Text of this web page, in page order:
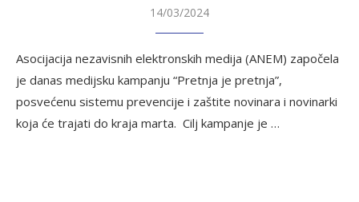
14/03/2024
Asocijacija nezavisnih elektronskih medija (ANEM) započela
je danas medijsku kampanju “Pretnja je pretnja”,
posvećenu sistemu prevencije i zaštite novinara i novinarki
koja će trajati do kraja marta. Cilj kampanje je …